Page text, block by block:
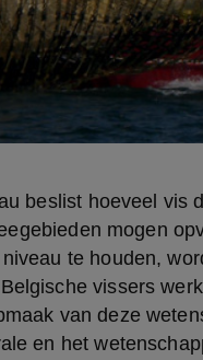
beslist hoeveel vis
mogen
te houden,
vissers
van deze
en het